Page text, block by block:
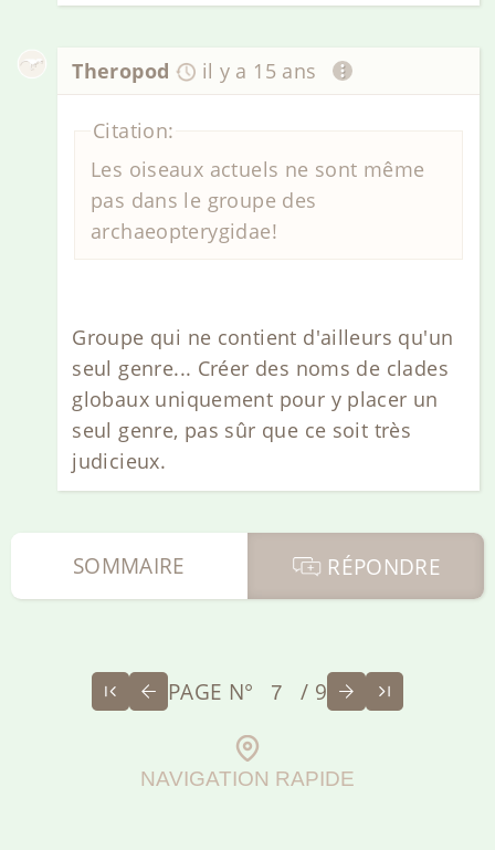
Theropod il y a 15 ans
Citation:
Les oiseaux actuels ne sont même
pas dans le groupe des
archaeopterygidae!
Groupe qui ne contient d'ailleurs qu'un
seul genre... Créer des noms de clades
globaux uniquement pour y placer un
seul genre, pas sûr que ce soit très
judicieux.
RÉPONDRE
SOMMAIRE
PAGE N° / 9
NAVIGATION RAPIDE